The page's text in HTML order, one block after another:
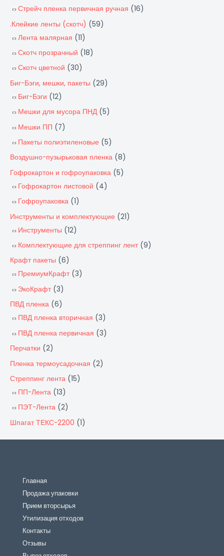
Стрейч пленка первичная ручная (16)
.Клейкие ленты (скотч) (59)
Лента малярная (11)
Скотч прозрачный (18)
Скотч цветной (30)
Биг-Бэги, мешки, пакеты (29)
Биг-Бэги (12)
Мешки для мусора ПНД (5)
Мешки ПП (7)
Пакеты полиэтиленовые (5)
Воздушно-пузырьковая пленка (8)
Гофрокартон и гофроупаковка (5)
Гофрокартон листовой (4)
Гофроупаковка (1)
Инструменты и комплектующие (21)
Инструменты (12)
Комплектующие для стреппинг лент (9)
Крафт пакеты (6)
ПремиумКрафт (3)
ЭкоКрафт (3)
ПВД пленка (6)
ПВД пленка вторичная (3)
ПВД пленка первичная (3)
Перчатки (2)
Пленка термоусадочная (2)
Стреппинг лента (15)
ПП-Лента (13)
ПЭТ-Лента (2)
Шпагат ТЕКС-2200 (1)
Главная
Продажа упаковки
Прием вторсырья
Утилизация отходов
Контакты
Отзывы